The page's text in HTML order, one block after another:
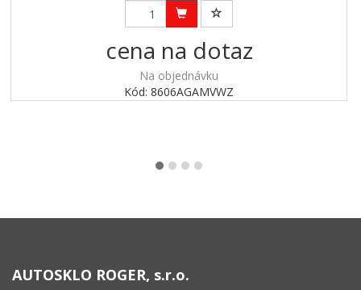
cena na dotaz
Na objednávku
Kód: 8606AGAMVWZ
AUTOSKLO ROGER, s.r.o.